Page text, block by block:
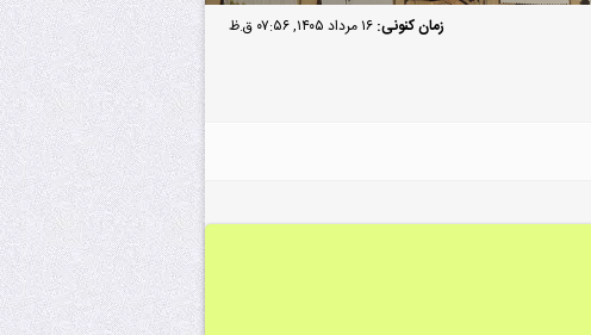
زمان کنونی: ۱۶ مرداد ۱۴۰۵, ۰۷:۵۶ ق.ظ